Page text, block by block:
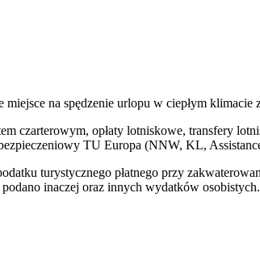
miejsce na spędzenie urlopu w ciepłym
czarterowym, opłaty lotniskowe, transfery
TU Europa (NNW, KL,
turystycznego płatnego przy
inaczej oraz innych wydatków osobistych.